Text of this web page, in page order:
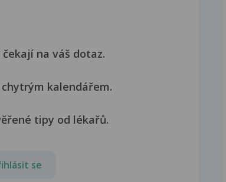
na váš dotaz.
kalendářem.
tipy od lékařů.
se